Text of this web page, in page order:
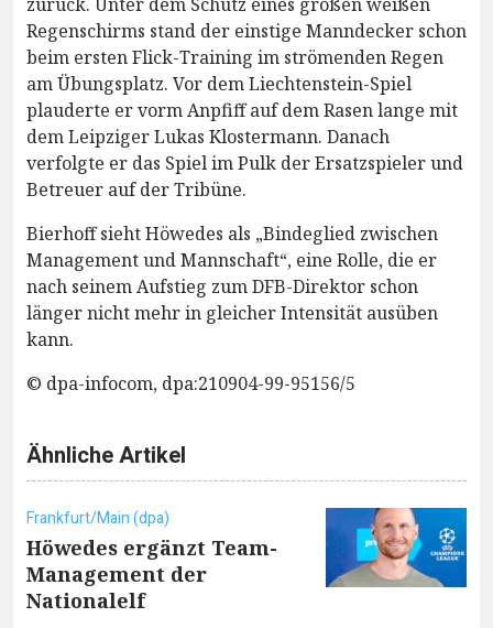
Regenschirms stand der einstige Manndecker schon
beim ersten Flick-Training im strömenden Regen
am Übungsplatz. Vor dem Liechtenstein-Spiel
plauderte er vorm Anpfiff auf dem Rasen lange mit
dem Leipziger Lukas Klostermann. Danach
verfolgte er das Spiel im Pulk der Ersatzspieler und
Betreuer auf der Tribüne.
Bierhoff sieht Höwedes als „Bindeglied zwischen
Management und Mannschaft“, eine Rolle, die er
nach seinem Aufstieg zum DFB-Direktor schon
länger nicht mehr in gleicher Intensität ausüben
kann.
© dpa-infocom, dpa:210904-99-95156/5
Ähnliche Artikel
Frankfurt/Main (dpa)
Höwedes ergänzt Team-
Management der
Nationalelf